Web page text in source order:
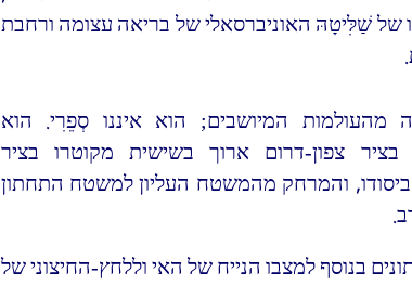
של שַׁלִּיטָהּ האוניברסאלי של בריאה עצומה ורחבת
מהעולמות המיושבים; הוא איננו סְפֵרִי. הוא
צפון-דרום ארוך בשישית מקוטרו בציר
והמרחק מהמשטח העליון למשטח התחתון
בנוסף למצבו הנייח של האי וללחץ-החיצוני של